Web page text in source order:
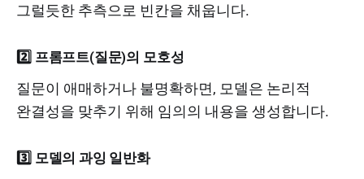
그럴듯한 추측으로 빈칸을 채웁니다.
2️⃣ 프롬프트(질문)의 모호성
질문이 애매하거나 불명확하면, 모델은 논리적
완결성을 맞추기 위해 임의의 내용을 생성합니다.
3️⃣ 모델의 과잉 일반화